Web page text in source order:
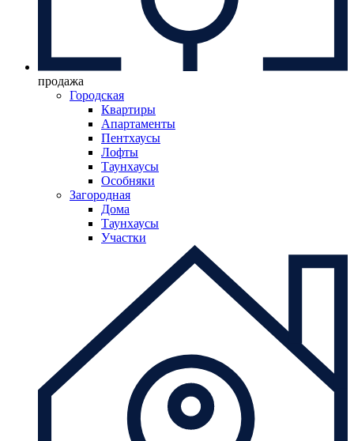
продажа
Городская
Квартиры
Апартаменты
Пентхаусы
Лофты
Таунхаусы
Особняки
Загородная
Дома
Таунхаусы
Участки